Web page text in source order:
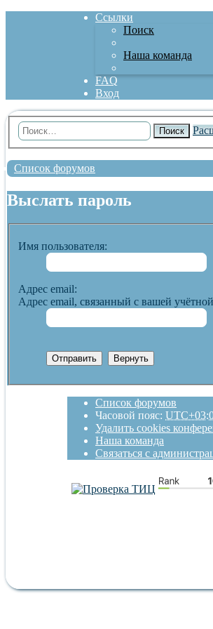
Ссылки
Поиск
Наша команда
FAQ
Вход
Поиск
Список форумов
Выслать пароль
Имя пользователя:
Адрес email:
Адрес email, связанный с вашей
Список форумов
Часовой пояс:
Удалить cookies
Наша команда
Связаться с